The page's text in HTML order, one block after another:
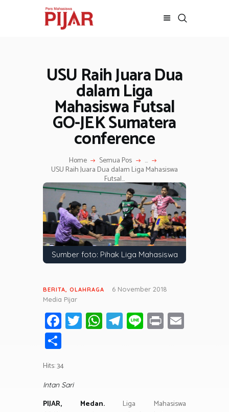
USU Raih Juara Dua
dalam Liga
Mahasiswa Futsal
GO-JEK Sumatera
conference
Home Semua Pos ...
USU Raih Juara Dua dalam Liga Mahasiswa
Futsal...
BERITA
ADVERTORIAL
SOSOK
GALERI
HIBURAN
JALAN-JALAN
GAYA HIDUP
OLAHRAGA
OPINI
Sumber foto: Pihak Liga Mahasiswa
BERITA OLAHRAGA
6 November 2018
Media Pijar
Fa
ce
o
ok
T
wi
W
h
p
T
el
m
Li
n
Pr
in
h
ar
e
Hits: 34
Intan Sari
PIJAR, Medan.Liga Mahasiswa